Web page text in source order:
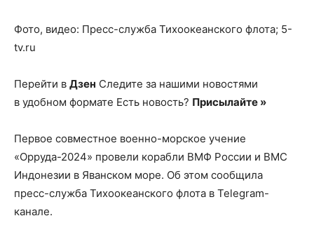
Фото, видео: Пресс-служба Тихоокеанского флота; 5-
tv.ru
Перейти в Дзен Следите за нашими новостями
в удобном формате Есть новость? Присылайте »
Первое совместное военно-морское учение
«Орруда-2024» провели корабли ВМФ России и ВМС
Индонезии в Яванском море. Об этом сообщила
пресс-служба Тихоокеанского флота в Telegram-
канале.